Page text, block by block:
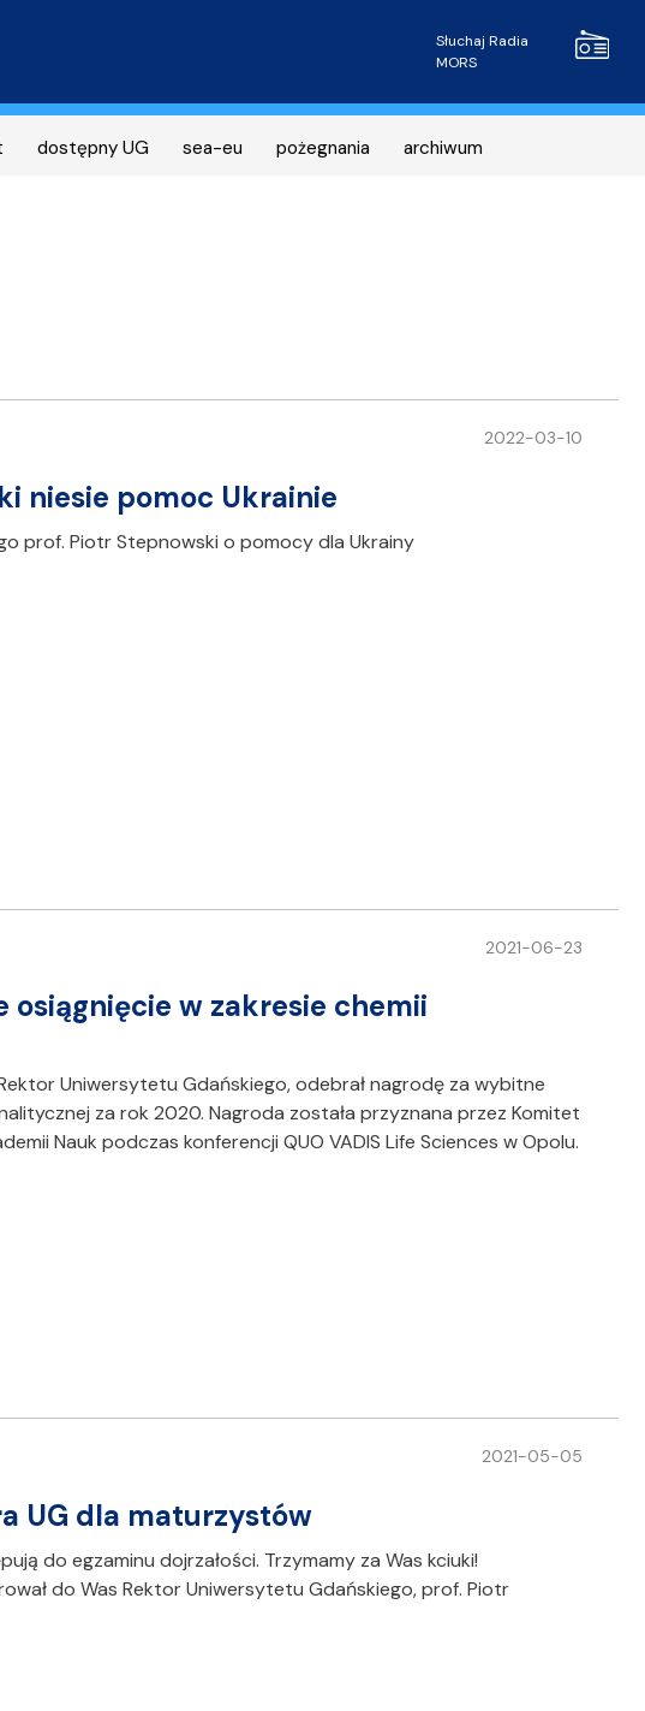
Radio
Słuchaj Radia
MORS
dostępny UG sea-eu pożegnania archiwum
2022-03-10
niesie pomoc Ukrainie
prof. Piotr Stepnowski o pomocy dla Ukrainy
2021-06-23
osiągnięcie w zakresie chemii
Uniwersytetu Gdańskiego, odebrał nagrodę za wybitne
za rok 2020. Nagroda została przyznana przez Komitet
Nauk podczas konferencji QUO VADIS Life Sciences w Opolu.
2021-05-05
UG dla maturzystów
do egzaminu dojrzałości. Trzymamy za Was kciuki!
do Was Rektor Uniwersytetu Gdańskiego, prof. Piotr